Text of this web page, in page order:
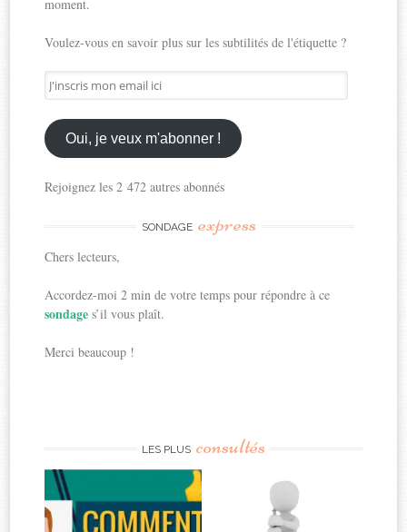
moment.
Voulez-vous en savoir plus sur les subtilités de l'étiquette ?
J'inscris
mon
email
ici
Oui, je veux m'abonner !
Rejoignez les 2 472 autres abonnés
SONDAGE express
Chers lecteurs,
Accordez-moi 2 min de votre temps pour répondre à ce
sondages’il vous plaît.
Merci beaucoup !
LES PLUS consultés